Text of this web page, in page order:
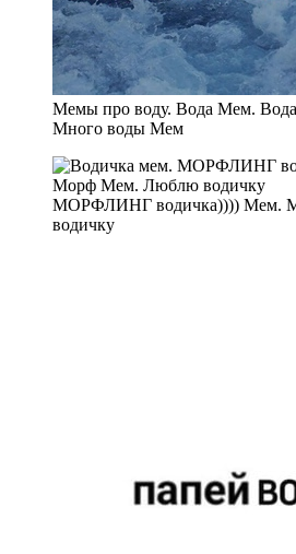
Мемы про воду. Вода Мем.
Много воды Мем
МОРФЛИНГ водичка)))) Мем.
водичку